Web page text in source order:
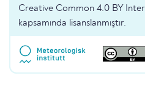
Creative Common 4.0 BY
kapsamında lisanslanmıştır.